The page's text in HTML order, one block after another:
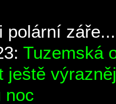
polární záře...
Tuzemská
ještě
noc